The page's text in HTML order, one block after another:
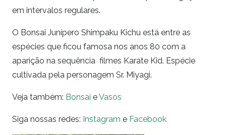
em intervalos regulares.
O Bonsai Junípero Shimpaku Kichu está entre as
espécies que ficou famosa nos anos 80 com a
aparição na sequência filmes Karate Kid. Espécie
cultivada pela personagem Sr. Miyagi.
Veja também: Bonsai eVasos
Siga nossas redes: Instagram e Facebook